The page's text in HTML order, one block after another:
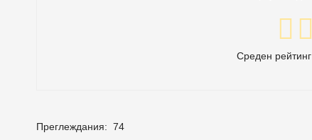
Среден рейтинг
Преглеждания: 74